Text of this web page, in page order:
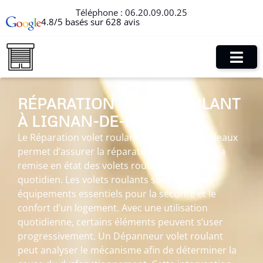
Téléphone : 06.20.09.00.25
4.8/5 basés sur 628 avis
RÉPARATION VOLET ROULANT
À LIGNAN-DE-BORDEAUX
Le Réparation volet roulant à Lignan-de-Bordeaux
permet d’assurer la réparation, l’entretien et la
remise en état des volets roulants utilisés au
quotidien. Les volets roulants sont des
équipements essentiels pour la sécurité et le
confort d’un logement. Avec une utilisation
quotidienne, certains éléments peuvent s’user
progressivement. Un Dépanneur volet roulant
peut analyser le mécanisme afin de déterminer la